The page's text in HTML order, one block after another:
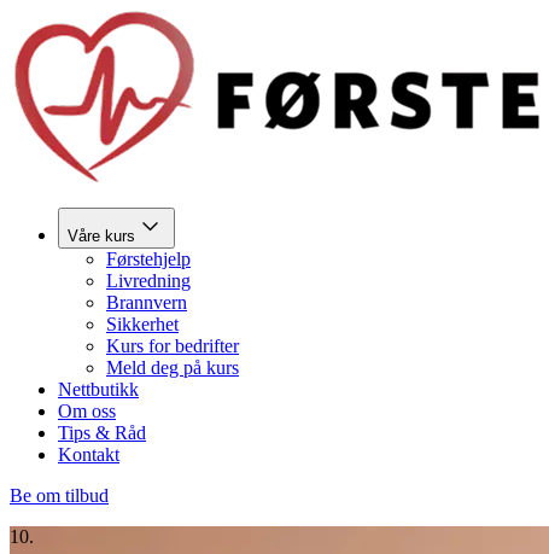
Våre kurs
Førstehjelp
Livredning
Brannvern
Sikkerhet
Kurs for bedrifter
Meld deg på kurs
Nettbutikk
Om oss
Tips & Råd
Kontakt
Be om tilbud
10.